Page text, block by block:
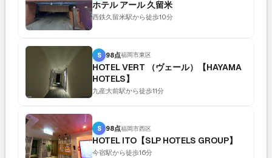
ホテル アール 久留米
西鉄久留米駅から徒歩10分
S 98点福岡市東区
HOTEL VERT （ヴェール）【HAYAMA
HOTELS】
九産大前駅から徒歩11分
S 98点福岡市西区
HOTEL ITO【SLP HOTELS GROUP】
今宿駅から徒歩16分